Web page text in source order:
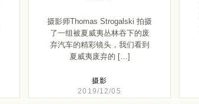
摄影师Thomas Strogalski 拍摄
了一组被夏威夷丛林吞下的废
弃汽车的精彩镜头，我们看到
夏威夷废弃的 […]
摄影
2019/12/05